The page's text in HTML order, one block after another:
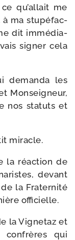
qu’allait me
à ma stu­pé­fac­
dit immé­dia­
signer cela
deman­da les
Monseigneur,
nos sta­tuts et
miracle.
la réac­tion de
devant
la Fraternité
officielle.
la Vignetaz et
confrères qui